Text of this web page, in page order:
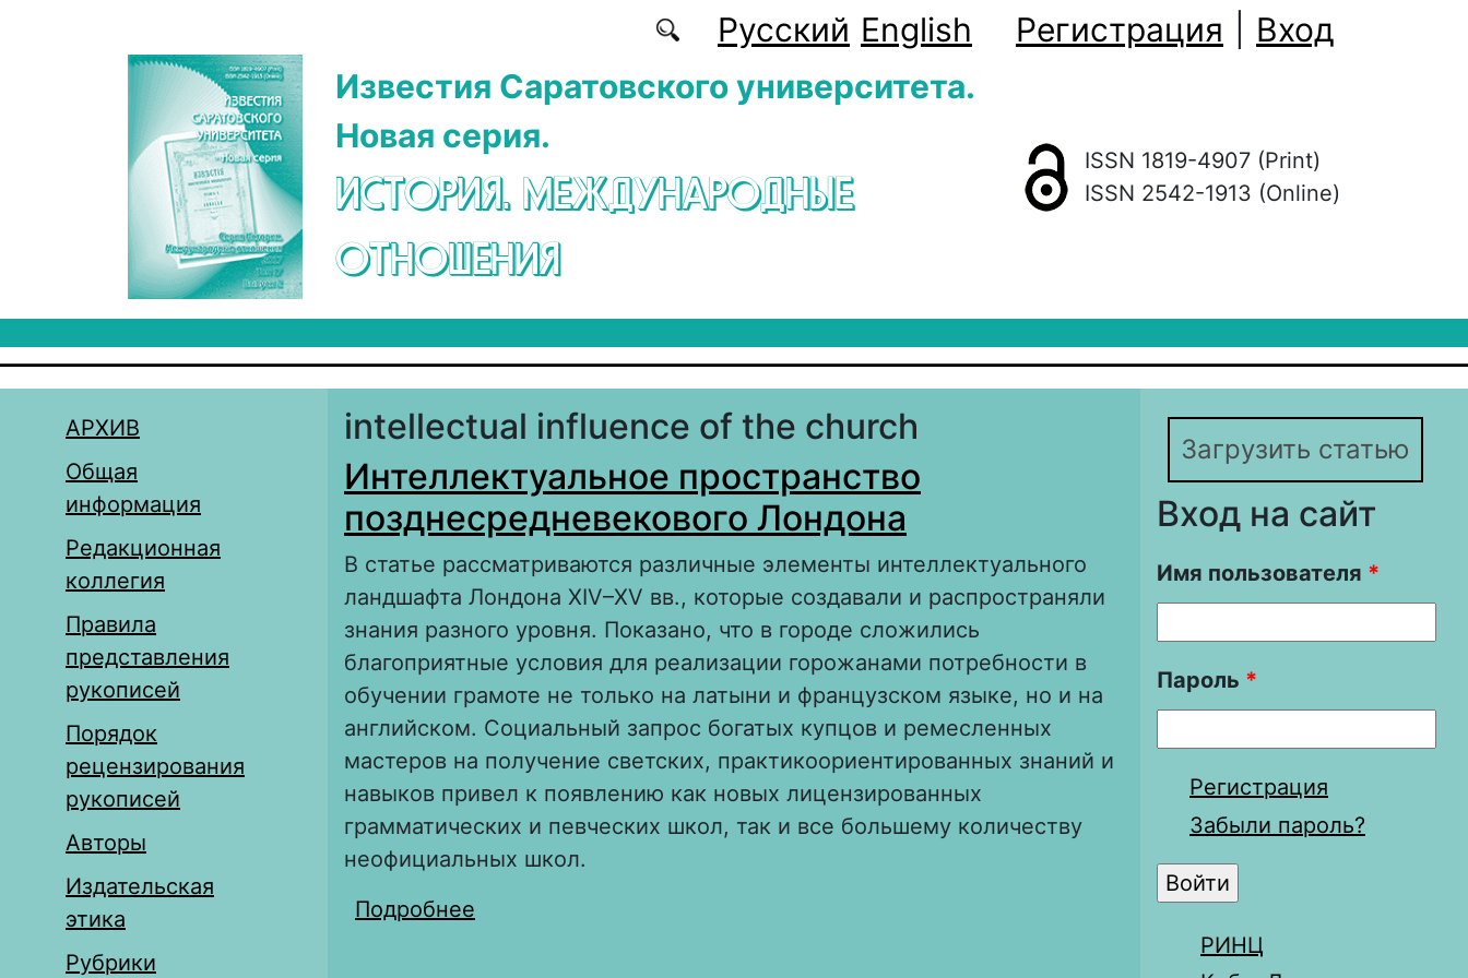
Русский English Регистрация
Вход
Известия Саратовского университета.
Новая серия.
ИСТОРИЯ. МЕЖДУНАРОДНЫЕ
ОТНОШЕНИЯ
ISSN 1819-4907 (Print)
ISSN 2542-1913 (Online)
АРХИВ
Общая
информация
Редакционная
коллегия
Правила
представления
рукописей
Порядок
рецензирования
рукописей
Авторы
Издательская
этика
Рубрики
intellectual influence of the church
Интеллектуальное пространство
позднесредневекового Лондона
В статье рассматриваются различные элементы интеллектуального
ландшафта Лондона XIV–XV вв., которые создавали и распространяли
знания разного уровня. Показано, что в городе сложились
благоприятные условия для реализации горожанами потребности в
обучении грамоте не только на латыни и французском языке, но и на
английском. Социальный запрос богатых купцов и ремесленных
мастеров на получение светских, практикоориентированных знаний и
навыков привел к появлению как новых лицензированных
грамматических и певческих школ, так и все большему количеству
неофициальных школ.
Подробнее
Загрузить статью
Вход на сайт
Имя пользователя *
Пароль *
Регистрация
Забыли пароль?
РИНЦ